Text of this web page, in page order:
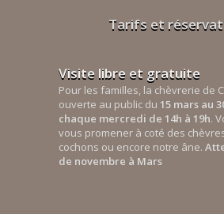
Tarifs et
Visite libre et gratuite
Pour les familles, la chèvrerie de
ouverte au public du 15 mars au
chaque mercredi de 14h à 19h.
vous promener à coté des
cochons ou encore notre âne.
de novembre à Mars